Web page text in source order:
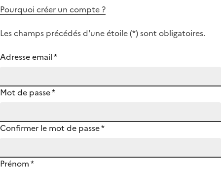
Pourquoi créer un compte ?
Les champs précédés d'une étoile (*) sont obligatoires.
Adresse email*
Mot de passe*
Confirmer le mot de passe*
Prénom*